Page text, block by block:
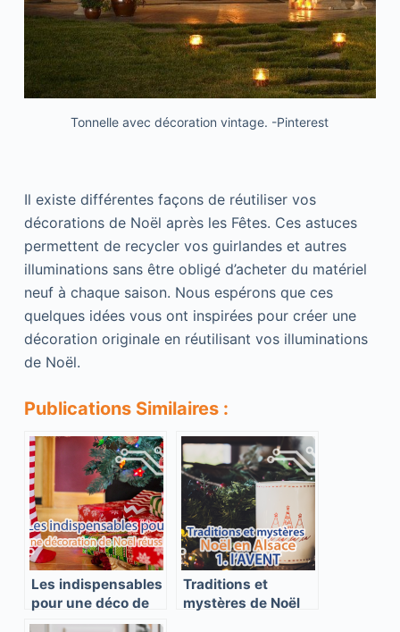
Tonnelle avec décoration vintage. -Pinterest
Il existe différentes façons de réutiliser vos
décorations de Noël après les Fêtes. Ces astuces
permettent de recycler vos guirlandes et autres
illuminations sans être obligé d’acheter du matériel
neuf à chaque saison. Nous espérons que ces
quelques idées vous ont inspirées pour créer une
décoration originale en réutilisant vos illuminations
de Noël.
Publications Similaires :
Les indispensables
pour une déco de
Noël réussie
Traditions et
mystères de Noël